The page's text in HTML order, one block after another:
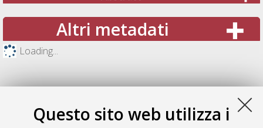
Questo sito web utilizza i
Altri metadati
Loading...